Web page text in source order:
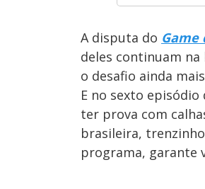
A disputa do Game
deles continuam
o desafio ainda
E no sexto
ter prova com
brasileira,
programa, garante